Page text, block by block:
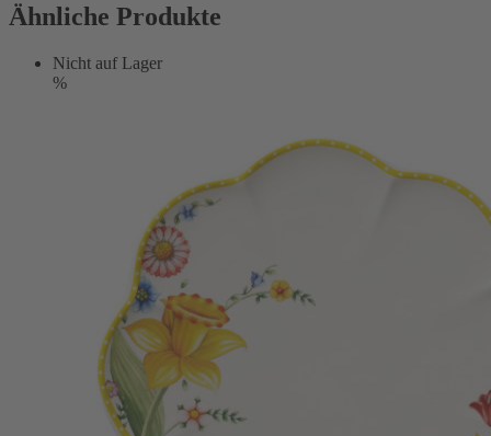
Ähnliche Produkte
Nicht auf Lager
%